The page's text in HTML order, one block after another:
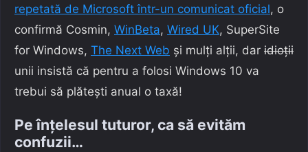
repetată de Microsoft într-un comunicat oficial, o
confirmă Cosmin, WinBeta, Wired UK, SuperSite
for Windows, The Next Web și mulți alții, dar idioții
unii insistă că pentru a folosi Windows 10 va
trebui să plătești anual o taxă!
Pe înțelesul tuturor, ca să evităm
confuzii…